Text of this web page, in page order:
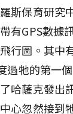
斯保育研究
有GPS數據
行圖。其中
過牠的第一
哈薩克發出
心忽然接到